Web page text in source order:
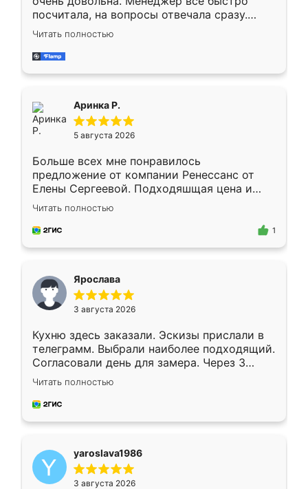
посчитала, на вопросы отвечала сразу.
Замерщик приехал в субботу, подошёл к
делу со всей ответственностью. Собрали
за день, ребята работали аккуратно, даже
Читать полностью
Аринка Р.
5 августа 2026
Больше всех мне понравилось
предложение от компании Ренессанс от
Елены Сергеевой. Подходяшщая цена и
короткие сроки изготовления. Приехавший
для замера сотрудник Владислав
предложил по моему эскизу самый
Читать полностью
1
Ярослава
3 августа 2026
Кухню здесь заказали. Эскизы прислали в
телеграмм. Выбрали наиболее подходящий.
Согласовали день для замера. Через 3
недели кухня была уже готова. Остались
довольны работой. Спасибо Ренессанс
мебель за качественную работу!
Читать полностью
yaroslava1986
3 августа 2026